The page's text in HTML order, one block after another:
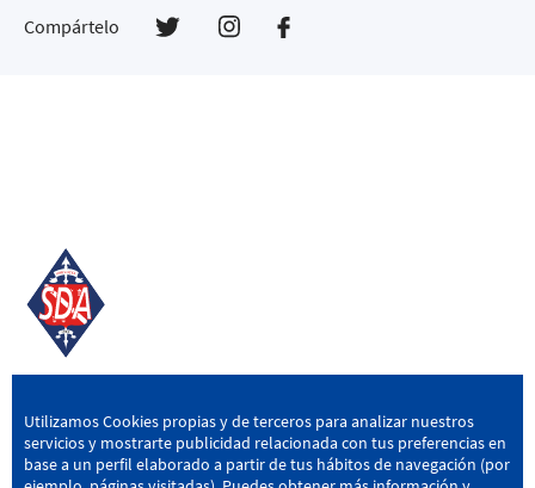
Compártelo
SD AMOREBIETA
San Miguel Kalea, 16, 48340 Amorebieta, Bizkaia
Utilizamos Cookies propias y de terceros para analizar nuestros
servicios y mostrarte publicidad relacionada con tus preferencias en
base a un perfil elaborado a partir de tus hábitos de navegación (por